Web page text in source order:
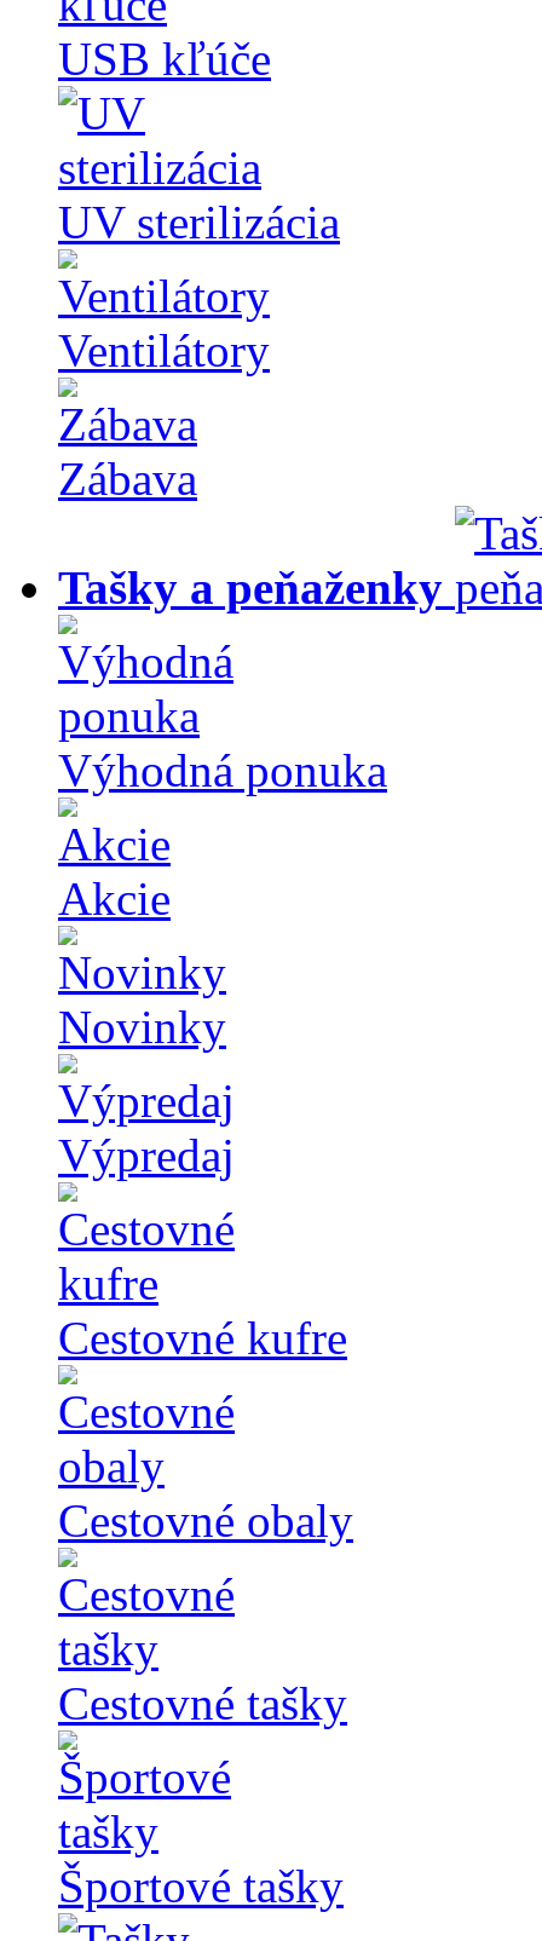
USB kľúče
UV sterilizácia
Ventilátory
Zábava
Tašky a peňaženky
Výhodná ponuka
Akcie
Novinky
Výpredaj
Cestovné kufre
Cestovné obaly
Cestovné tašky
Športové tašky